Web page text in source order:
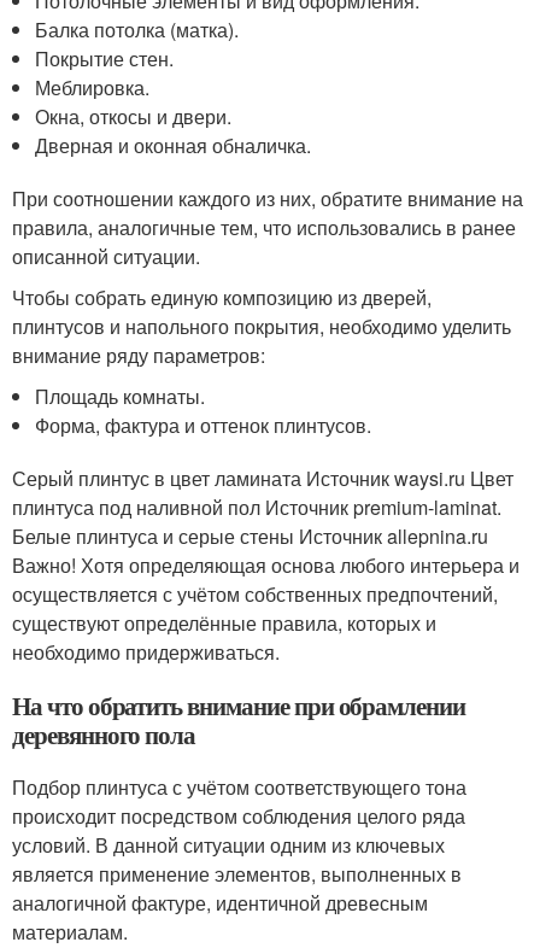
Балка потолка (матка).
Покрытие стен.
Меблировка.
Окна, откосы и двери.
Дверная и оконная обналичка.
При соотношении каждого из них, обратите внимание на
правила, аналогичные тем, что использовались в ранее
описанной ситуации.
Чтобы собрать единую композицию из дверей,
плинтусов и напольного покрытия, необходимо уделить
внимание ряду параметров:
Площадь комнаты.
Форма, фактура и оттенок плинтусов.
Серый плинтус в цвет ламината Источник waysi.ru Цвет
плинтуса под наливной пол Источник premium-laminat.
Белые плинтуса и серые стены Источник allepnina.ru
Важно! Хотя определяющая основа любого интерьера и
осуществляется с учётом собственных предпочтений,
существуют определённые правила, которых и
необходимо придерживаться.
На что обратить внимание при обрамлении
деревянного пола
Подбор плинтуса с учётом соответствующего тона
происходит посредством соблюдения целого ряда
условий. В данной ситуации одним из ключевых
является применение элементов, выполненных в
аналогичной фактуре, идентичной древесным
материалам.